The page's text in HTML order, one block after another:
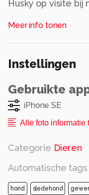
Husky op visite bij
Alle rechten voorbehouden
Meer info tonen
Instellingen
Gebruikte
iPhone SE
Alle foto informatie
Categorie Dieren
Automatische tags
hond sledehond